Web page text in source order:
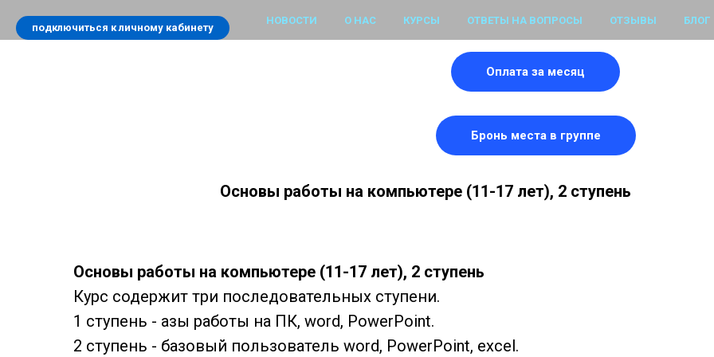
НОВОСТИ О НАС КУРСЫ ОТВЕТЫ НА ВОПРОСЫ ОТЗЫВЫ БЛОГ
Оплата за месяц
Бронь места в группе
подключиться к личному кабинету
Основы работы на компьютере (11-17 лет), 2 ступень
Основы работы на компьютере (11-17 лет), 2 ступень
Курс содержит три последовательных ступени.
1 ступень - азы работы на ПК, word, PowerPoint.
2 ступень - базовый пользователь word, PowerPoint, excel.